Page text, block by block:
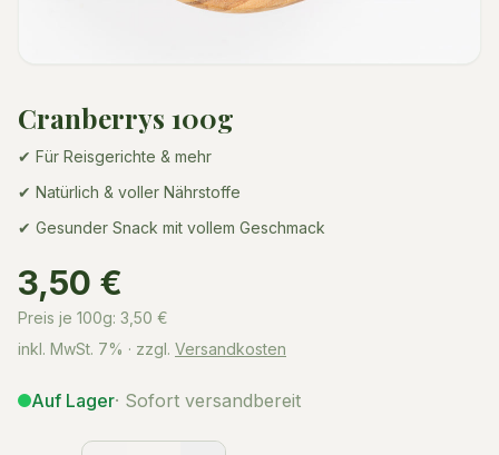
Cranberrys 100g
✔ Für Reisgerichte & mehr
✔ Natürlich & voller Nährstoffe
✔ Gesunder Snack mit vollem Geschmack
3,50 €
Preis je 100g: 3,50 €
inkl. MwSt. 7% · zzgl. Versandkosten
Auf Lager· Sofort versandbereit